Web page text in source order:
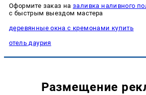
Оформите заказ назаливка наливного
с быстрым выездом мастера
деревянные окна с кремонами купить
отель даурия
Размещение